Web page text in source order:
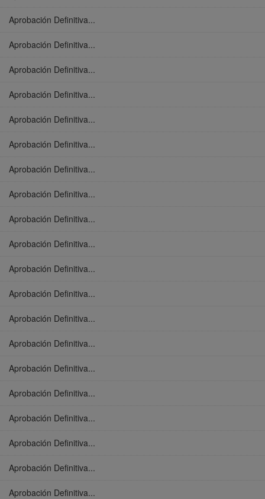
Aprobación Definitiva...
Aprobación Definitiva...
Aprobación Definitiva...
Aprobación Definitiva...
Aprobación Definitiva...
Aprobación Definitiva...
Aprobación Definitiva...
Aprobación Definitiva...
Aprobación Definitiva...
Aprobación Definitiva...
Aprobación Definitiva...
Aprobación Definitiva...
Aprobación Definitiva...
Aprobación Definitiva...
Aprobación Definitiva...
Aprobación Definitiva...
Aprobación Definitiva...
Aprobación Definitiva...
Aprobación Definitiva...
Aprobación Definitiva...